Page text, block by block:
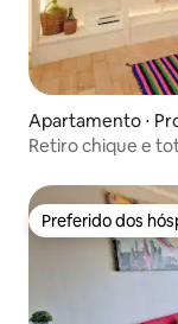
Apartamento ⋅
Retiro chique e
Preferido dos
Preferido dos